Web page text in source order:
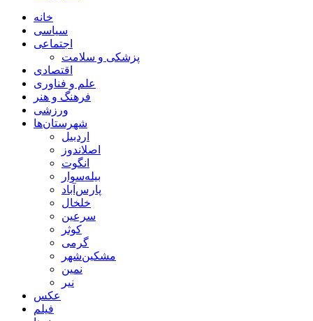
خانه
سیاسی
اجتماعی
پزشکی و سلامت
اقتصادی
علم و فناوری
فرهنگ و هنر
ورزشی
شهرستان‌ها
اردبیل
اصلاندوز
انگوت
بیله‌سوار
پارس‌آباد
خلخال
سرعین
کوثر
گرمی
مشکین‌شهر
نمین
نیر
عکس
فیلم